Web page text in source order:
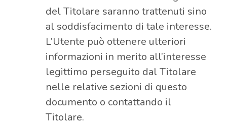
del Titolare saranno trattenuti sino
al soddisfacimento di tale interesse.
L’Utente può ottenere ulteriori
informazioni in merito all’interesse
legittimo perseguito dal Titolare
nelle relative sezioni di questo
documento o contattando il
Titolare.